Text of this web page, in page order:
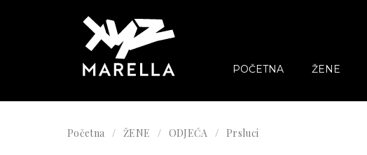
POČETNA ŽENE
Početna ŽENE ODJEĆA Prsluci